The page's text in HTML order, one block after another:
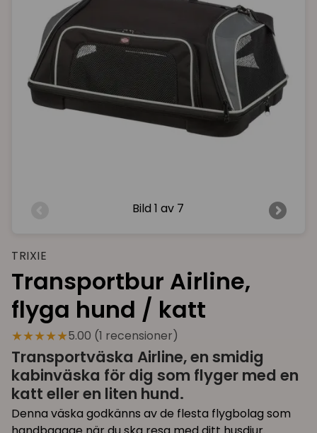
Bild1 av 7
TRIXIE
Transportbur Airline,
flyga hund / katt
★★★★★5.00 (1 recensioner)
Transportväska Airline, en smidig
kabinväska för dig som flyger med en
katt eller en liten hund.
Denna väska godkänns av de flesta flygbolag som